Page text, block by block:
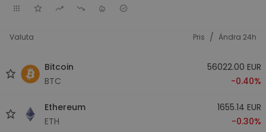
Valuta Pris / Ändra 24h
Bitcoin
BTC
56022.00 EUR
-0.40%
Ethereum
ETH
1655.14 EUR
-0.30%